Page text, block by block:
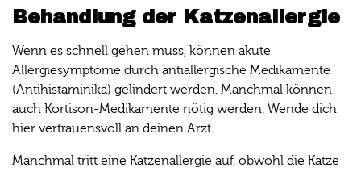
Behandlung der Katzenallergie
Wenn es schnell gehen muss, können akute
Allergiesymptome durch antiallergische Medikamente
(Antihistaminika) gelindert werden. Manchmal können
auch Kortison-Medikamente nötig werden. Wende dich
hier vertrauensvoll an deinen Arzt.
Manchmal tritt eine Katzenallergie auf, obwohl die Katze